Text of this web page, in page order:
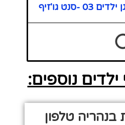
גו'זיף
נוספים:
בנהריה טלפון